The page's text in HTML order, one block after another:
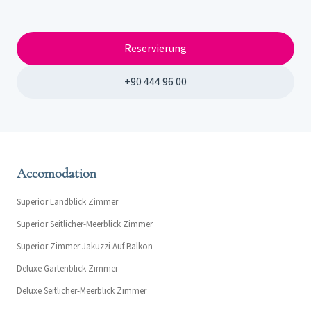
Reservierung
+90 444 96 00
Accomodation
Superior Landblick Zimmer
Superior Seitlicher-Meerblick Zimmer
Superior Zimmer Jakuzzi Auf Balkon
Deluxe Gartenblick Zimmer
Deluxe Seitlicher-Meerblick Zimmer